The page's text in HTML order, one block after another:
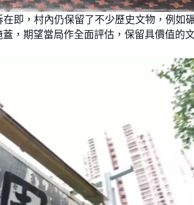
即，村內仍保留了不少歷史文物，例如
，期望當局作全面評估，保留具價值的